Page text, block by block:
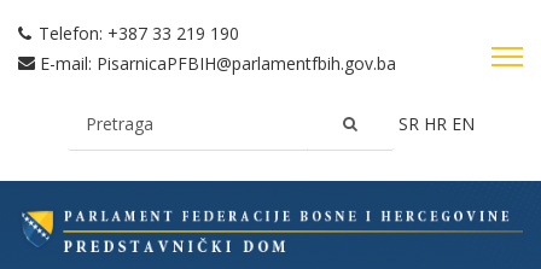
Telefon: +387 33 219 190
E-mail: PisarnicaPFBIH@parlamentfbih.gov.ba
SR HR EN